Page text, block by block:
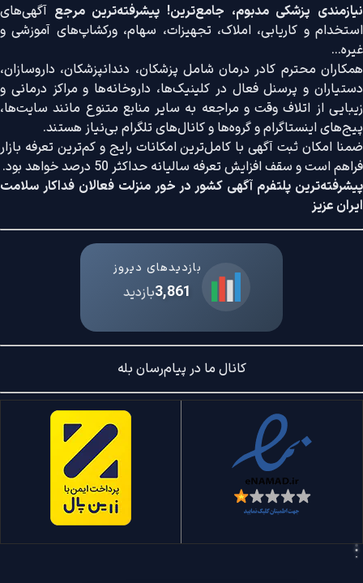
نیازمندی پزشکی مدبوم، جامع‌ترین! پیشرفته‌ترین مرجع آگهی‌های
استخدام و کاریابی، املاک، تجهیزات، سهام، ورکشاپ‌های آموزشی و
غیره...
همکاران محترم کادر درمان شامل پزشکان، دندانپزشکان، داروسازان،
دستیاران و پرسنل فعال در کلینیک‌ها، داروخانه‌ها و مراکز درمانی و
زیبایی از اتلاف وقت و مراجعه به سایر منابع متنوع مانند سایت‌ها،
پیج‌های اینستاگرام و گروه‌ها و کانال‌های تلگرام بی‌نیاز هستند.
ضمنا امکان ثبت آگهی با کامل‌ترین امکانات رایج و کم‌ترین تعرفه بازار
فراهم است و سقف افزایش تعرفه سالیانه حداکثر 50 درصد خواهد بود.
پیشرفته‌ترین پلتفرم آگهی کشور در خور منزلت فعالان فداکار سلامت
ایران عزیز
بازدیدهای دیروز
3,861بازدید
کانال ما در پیام‌رسان بله